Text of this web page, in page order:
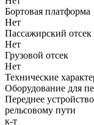
Бортовая платформа
Нет
Пассажирский отсек
Нет
Грузовой отсек
Нет
Технические
Оборудование для
Переднее
рельсовому пути
к-т